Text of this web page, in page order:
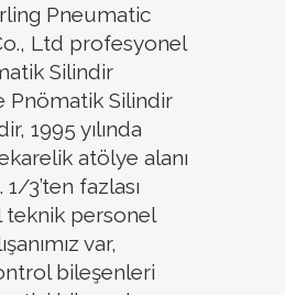
Pneumatic
Ltd profesyonel
Silindir
Pnömatik Silindir
1995 yılında
atölye alanı
3’ten fazlası
personel
var,
bileşenleri